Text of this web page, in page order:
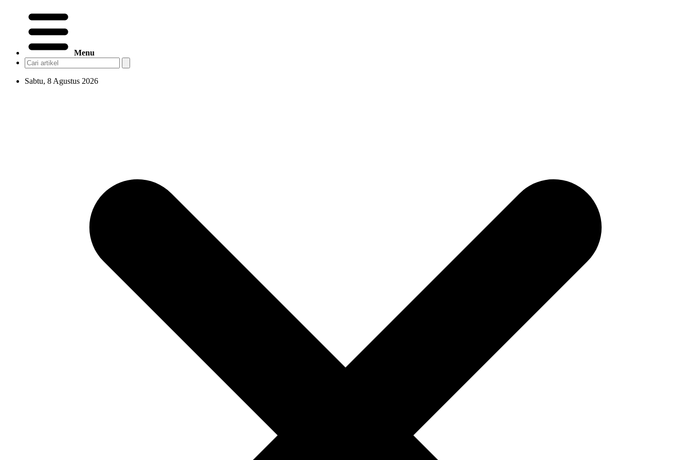
Menu
Sabtu, 8 Agustus 2026